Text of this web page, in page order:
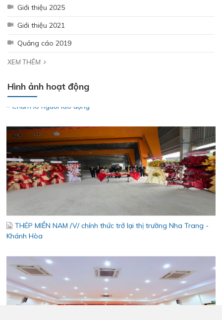
Giới thiệu 2025
Giới thiệu 2021
Quảng cáo 2019
XEM THÊM
Hình ảnh hoạt động
Hưởng ứng tháng công nhân 2026 - Lan tỏa tinh thần gắn kết
THÉP MIỀN NAM /V/ chính thức trở lại thị trường Nha Trang -